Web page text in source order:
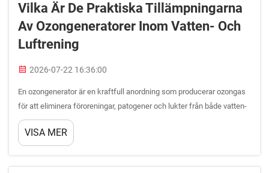
Vilka Är De Praktiska Tillämpningarna
Av Ozongeneratorer Inom Vatten- Och
Luftrening
2026-07-22 16:36:00
En ozongenerator är en kraftfull anordning som producerar ozongas
för att eliminera föroreningar, patogener och lukter från både vatten-
och luftmiljöer. Industrier och anläggningar över hela världen förlitar
sig på ozongeneratorteknologi för att uppnå överlägsen rening och
VISA MER